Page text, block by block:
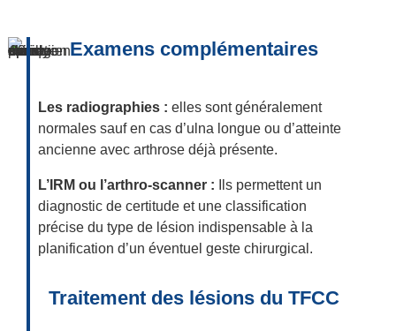
Examens complémentaires
Les radiographies : elles sont généralement
normales sauf en cas d’ulna longue ou d’atteinte
ancienne avec arthrose déjà présente.
L’IRM ou l’arthro-scanner :
Ils permettent un
diagnostic de certitude et une classification
précise du type de lésion indispensable à la
planification d’un éventuel geste chirurgical.
Traitement des lésions du TFCC